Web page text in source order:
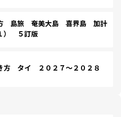
島旅 奄美大島 喜界島 加計
） ５訂版
方 タイ ２０２７～２０２８